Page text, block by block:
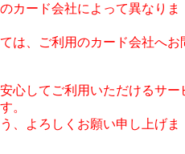
カード会社によって異なりま
は、ご利用のカード会社へお
心してご利用いただけるサー
。
、よろしくお願い申し上げま